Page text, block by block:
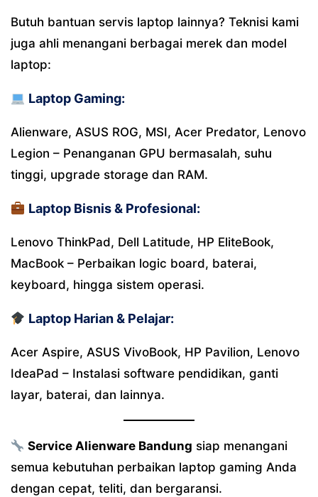
Butuh bantuan servis laptop lainnya? Teknisi kami
juga ahli menangani berbagai merek dan model
laptop:
Laptop Gaming:
Alienware, ASUS ROG, MSI, Acer Predator, Lenovo
Legion – Penanganan GPU bermasalah, suhu
tinggi, upgrade storage dan RAM.
Laptop Bisnis & Profesional:
Lenovo ThinkPad, Dell Latitude, HP EliteBook,
MacBook – Perbaikan logic board, baterai,
keyboard, hingga sistem operasi.
Laptop Harian & Pelajar:
Acer Aspire, ASUS VivoBook, HP Pavilion, Lenovo
IdeaPad – Instalasi software pendidikan, ganti
layar, baterai, dan lainnya.
Service Alienware Bandung siap menangani
semua kebutuhan perbaikan laptop gaming Anda
dengan cepat, teliti, dan bergaransi.